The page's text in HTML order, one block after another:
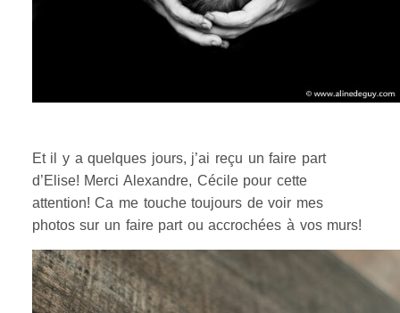
Et il y a quelques jours, j’ai reçu un faire part
d’Elise! Merci Alexandre, Cécile pour cette
attention! Ca me touche toujours de voir mes
photos sur un faire part ou accrochées à vos murs!